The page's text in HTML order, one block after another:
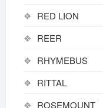
RED LION
REER
RHYMEBUS
RITTAL
ROSEMOUNT